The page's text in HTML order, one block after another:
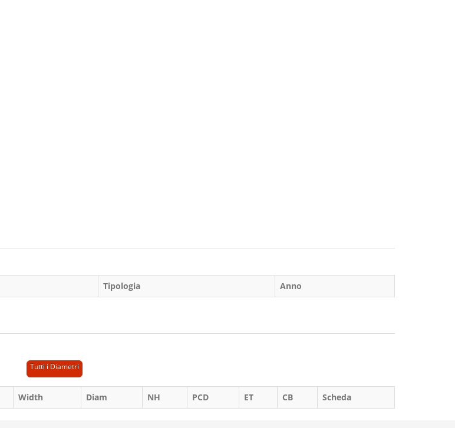
Tipologia Anno
Tutti i Diametri
Width Diam NH PCD ET CB Scheda